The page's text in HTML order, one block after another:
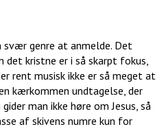
genre at anmelde. Det
kristne er i så skarpt fokus,
rent musisk ikke er så meget at
kærkommen undtagelse, der
man ikke høre om Jesus, så
af skivens numre kun for